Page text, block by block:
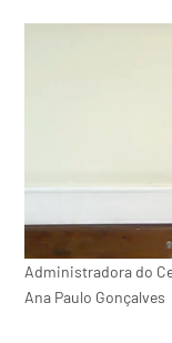
Administradora do
Ana Paulo Gonçalves